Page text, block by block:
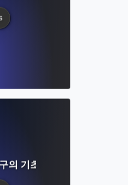
의 기초를 구축하는 가이드